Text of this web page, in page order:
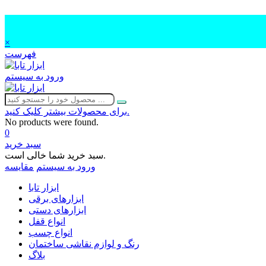
×
فهرست
ورود به سیستم
برای محصولات بیشتر کلیک کنید.
No products were found.
0
سبد خرید
سبد خرید شما خالی است.
ورود به سیستم مقایسه
ابزار تابا
ابزارهای برقی
ابزارهای دستی
انواع قفل
انواع چسب
رنگ و لوازم نقاشی ساختمان
بلاگ